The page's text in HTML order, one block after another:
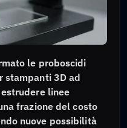
le proboscidi
stampanti 3D ad
linee
frazione del costo
nuove possibilità